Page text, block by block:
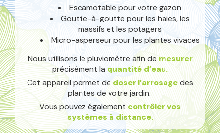
Escamotable pour votre gazon
Goutte-à-goutte pour les haies, les
massifs et les potagers
Micro-asperseur pour les plantes vivaces
Nous utilisons le pluviomètre afin de mesurer
précisément la quantité d’eau.
Cet appareil permet de doser l’arrosagedes
plantes de votre jardin.
Vous pouvez également contrôler vos
systèmes à distance.